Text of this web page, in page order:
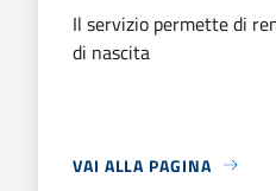
Il servizio permette di
di nascita
VAI ALLA PAGINA